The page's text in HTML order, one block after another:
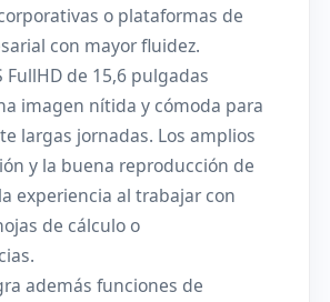
o plataformas de
con mayor fluidez.
FullHD de 15,6 pulgadas
imagen nítida y cómoda para
largas jornadas. Los amplios
y la buena reproducción de
experiencia al trabajar con
de cálculo o
además funciones de